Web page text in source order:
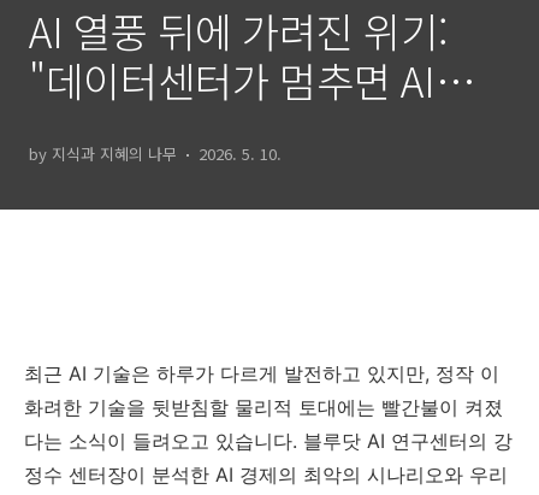
AI 열풍 뒤에 가려진 위기:
"데이터센터가 멈추면 AI도
by 지식과 지혜의 나무 2026. 5. 10.
최근 AI 기술은 하루가 다르게 발전하고 있지만, 정작 이
화려한 기술을 뒷받침할 물리적 토대에는 빨간불이 켜졌
다는 소식이 들려오고 있습니다. 블루닷 AI 연구센터의 강
정수 센터장이 분석한 AI 경제의 최악의 시나리오와 우리